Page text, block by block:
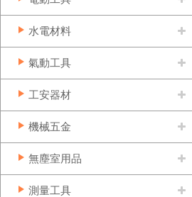
水電材料
氣動工具
工安器材
機械五金
無塵室用品
測量工具